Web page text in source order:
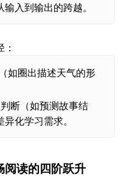
入到输出的跨越。
如圈出描述天气的形
断（如预测故事结
化学习需求。
阅读的四阶跃升